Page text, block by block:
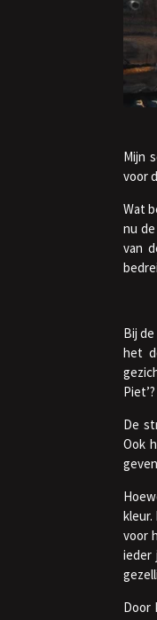
Mijn
voor
Wat
nu
van
Bij
het
Piet’?
De
Ook
voor
ieder
Door